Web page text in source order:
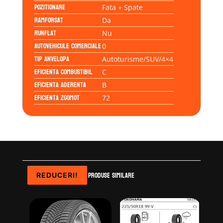
Pozitionare Fata + Spate
Ramforsat Da
Runflat Nu
Autovehicule comerciale0
Tip anvelopa Autoturisme/SUV/4×4
Eficienta Combustibil C
Eficienta Aderenta B
Eficienta Zgomot 72
Produse similare
REDUCERI!
REDUCERI!
REDUCERI!
REDUCERI!